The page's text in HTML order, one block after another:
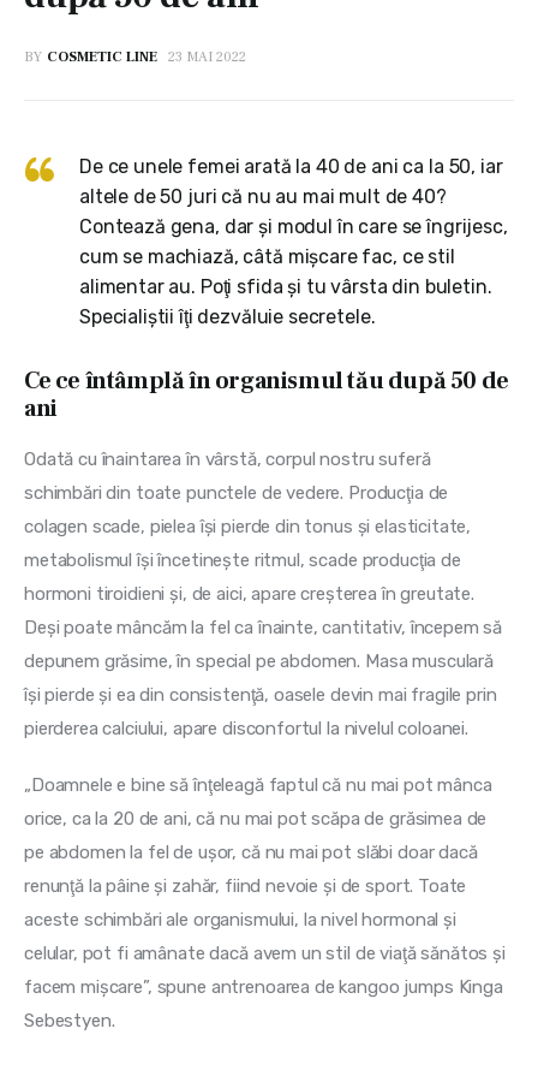
BY COSMETIC LINE 23 MAI 2022
De ce unele femei arată la 40 de ani ca la 50, iar
altele de 50 juri că nu au mai mult de 40?
Contează gena, dar şi modul în care se îngrijesc,
cum se machiază, câtă mişcare fac, ce stil
alimentar au. Poţi sfida şi tu vârsta din buletin.
Specialiştii îţi dezvăluie secretele.
Ce ce întâmplă în organismul tău după 50 de
ani
Odată cu înaintarea în vârstă, corpul nostru suferă
schimbări din toate punctele de vedere. Producţia de
colagen scade, pielea îşi pierde din tonus şi elasticitate,
metabolismul îşi încetineşte ritmul, scade producţia de
hormoni tiroidieni şi, de aici, apare creşterea în greutate.
Deşi poate mâncăm la fel ca înainte, cantitativ, începem să
depunem grăsime, în special pe abdomen. Masa musculară
îşi pierde şi ea din consistenţă, oasele devin mai fragile prin
pierderea calciului, apare disconfortul la nivelul coloanei.
„Doamnele e bine să înţeleagă faptul că nu mai pot mânca
orice, ca la 20 de ani, că nu mai pot scăpa de grăsimea de
pe abdomen la fel de uşor, că nu mai pot slăbi doar dacă
renunţă la pâine şi zahăr, fiind nevoie şi de sport. Toate
aceste schimbări ale organismului, la nivel hormonal şi
celular, pot fi amânate dacă avem un stil de viaţă sănătos şi
facem mişcare”, spune antrenoarea de kangoo jumps Kinga
Sebestyen.